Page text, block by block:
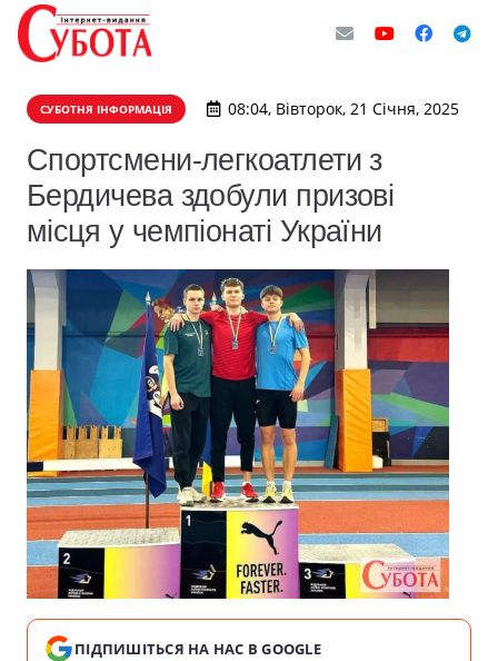
СУБОТНЯ ІНФОРМАЦІЯ 08:04, Вівторок, 21 Січня, 2025
Спортсмени-легкоатлети з
Бердичева здобули призові
місця у чемпіонаті України
ПІДПИШІТЬСЯ НА НАС В GOOGLE